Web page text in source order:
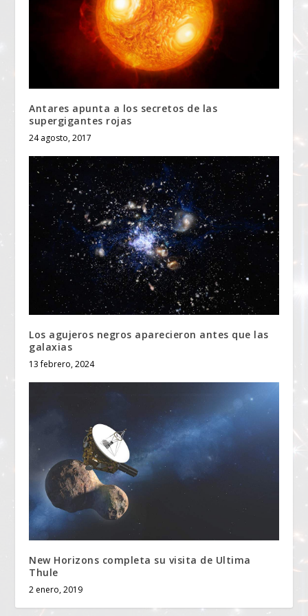
Antares apunta a los secretos de las
supergigantes rojas
24 agosto, 2017
Los agujeros negros aparecieron antes que las
galaxias
13 febrero, 2024
New Horizons completa su visita de Ultima
Thule
2 enero, 2019